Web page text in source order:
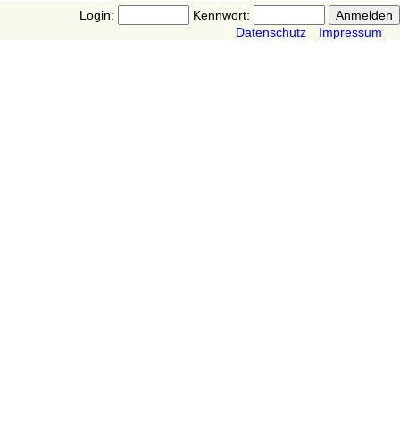
Login:
Kennwort:
Datenschutz
Impressum